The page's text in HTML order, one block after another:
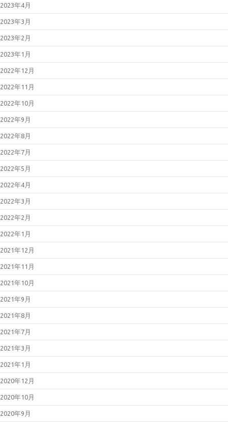
2023年4月
2023年3月
2023年2月
2023年1月
2022年12月
2022年11月
2022年10月
2022年9月
2022年8月
2022年7月
2022年5月
2022年4月
2022年3月
2022年2月
2022年1月
2021年12月
2021年11月
2021年10月
2021年9月
2021年8月
2021年7月
2021年3月
2021年1月
2020年12月
2020年10月
2020年9月